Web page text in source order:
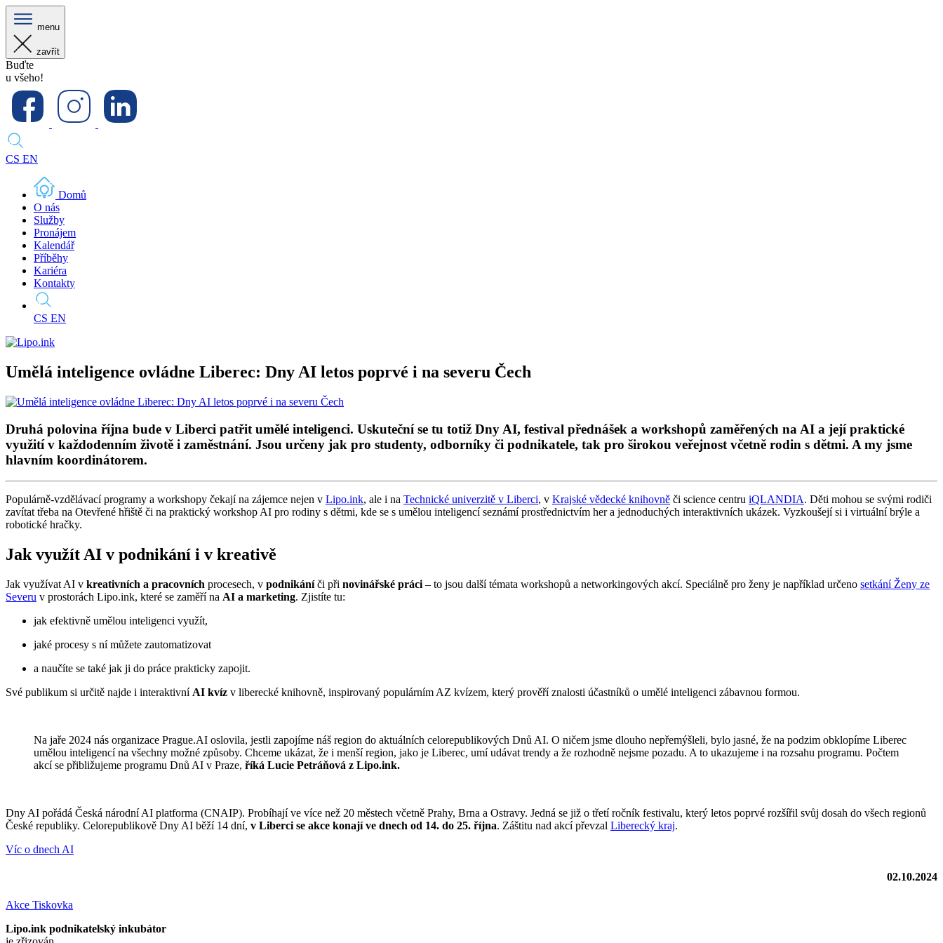
menu
zavřít
Buďte
u všeho!
CS EN
Domů
O nás
Služby
Pronájem
Kalendář
Příběhy
Kariéra
Kontakty
CS EN
Umělá inteligence ovládne Liberec: Dny AI letos poprvé i na severu Čech
Druhá polovina října bude v Liberci patřit umělé inteligenci. Uskuteční se tu totiž Dny AI, festival přednášek a workshopů zaměřených na AI a její praktické
využití v každodenním životě i zaměstnání. Jsou určeny jak pro studenty, odborníky či podnikatele, tak pro širokou veřejnost včetně rodin s dětmi. A my jsme
hlavním koordinátorem.
Populárně-vzdělávací programy a workshopy čekají na zájemce nejen v Lipo.ink, ale i na Technické univerzitě v Liberci, v Krajské vědecké knihovně či science centru iQLANDIA. Děti mohou se svými rodiči
zavítat třeba na Otevřené hřiště či na praktický workshop AI pro rodiny s dětmi, kde se s umělou inteligencí seznámí prostřednictvím her a jednoduchých interaktivních ukázek. Vyzkoušejí si i virtuální brýle a
robotické hračky.
Jak využít AI v podnikání i v kreativě
Jak využívat AI v kreativních a pracovních procesech, v podnikáníči při novinářské práci – to jsou další témata workshopů a networkingových akcí. Speciálně pro ženy je například určeno setkání Ženy ze
Severu v prostorách Lipo.ink, které se zaměří na AI a marketing. Zjistíte tu:
jak efektivně umělou inteligenci využít,
jaké procesy s ní můžete zautomatizovat
a naučíte se také jak ji do práce prakticky zapojit.
Své publikum si určitě najde i interaktivní AI kvíz v liberecké knihovně, inspirovaný populárním AZ kvízem, který prověří znalosti účastníků o umělé inteligenci zábavnou formou.
Na jaře 2024 nás organizace Prague.AI oslovila, jestli zapojíme náš region do aktuálních celorepublikových Dnů AI. O ničem jsme dlouho nepřemýšleli, bylo jasné, že na podzim obklopíme Liberec
umělou inteligencí na všechny možné způsoby. Chceme ukázat, že i menší region, jako je Liberec, umí udávat trendy a že rozhodně nejsme pozadu. A to ukazujeme i na rozsahu programu. Počtem
akcí se přibližujeme programu Dnů AI v Praze, říká Lucie Petráňová z Lipo.ink.
Dny AI pořádá Česká národní AI platforma (CNAIP). Probíhají ve více než 20 městech včetně Prahy, Brna a Ostravy. Jedná se již o třetí ročník festivalu, který letos poprvé rozšířil svůj dosah do všech regionů
České republiky. Celorepublikově Dny AI běží 14 dní, v Liberci se akce konají ve dnech od 14. do 25. října. Záštitu nad akcí převzal Liberecký kraj.
Víc o dnech AI
02.10.2024
Akce Tiskovka
Lipo.ink podnikatelský inkubátor